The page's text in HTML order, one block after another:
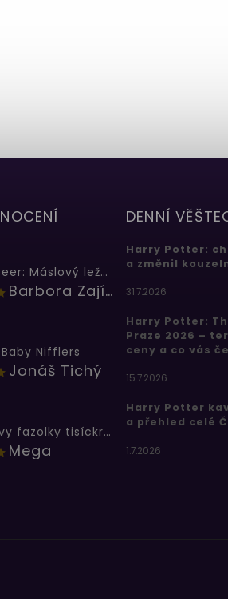
Butterbeer: Máslový ležák
Barbora Zajícová
Nifflers
Jonáš Tichý
Bertíkovy fazolky tisíckrát jinak
Mega
DENNÍ
Harry Potter:
a změnil
31.7.2026
Harry Potter:
Praze 2026 –
ceny a co vás
15.7.2026
Harry Potter
a přehled celé
1.7.2026